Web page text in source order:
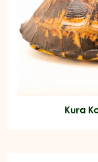
Kura